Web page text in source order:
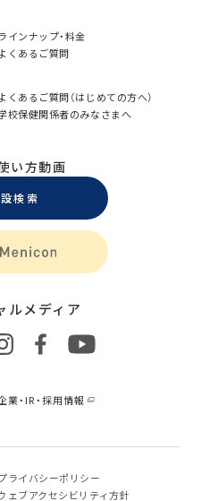
インナップ・料金
くあるご質問
くあるご質問（はじめての方へ）
校保健関係者のみなさまへ
い方動画
検索
ルメディア
業・IR・採用情報
ライバシーポリシー
ェブアクセシビリティ方針